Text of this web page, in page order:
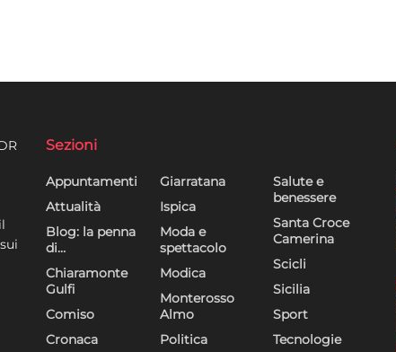
Sezioni
Appuntamenti
Attualità
Blog: la penna
di…
Chiaramonte
Gulfi
Comiso
Cronaca
Giarratana
Ispica
Moda e
spettacolo
Modica
Monterosso
Almo
Politica
Salute e
benessere
Santa Croce
Camerina
Scicli
Sicilia
Sport
Tecnologie